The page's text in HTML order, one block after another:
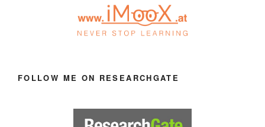
FOLLOW ME ON RESEARCHGATE